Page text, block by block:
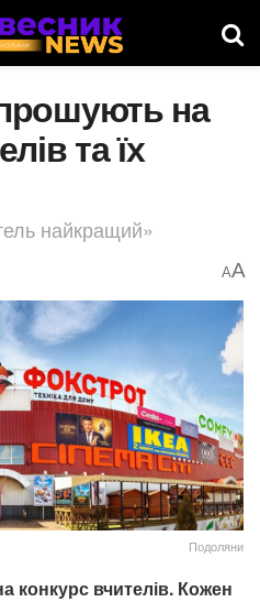
на
та їх
найкращий»
AA
Подоляни
вчителів. Кожен